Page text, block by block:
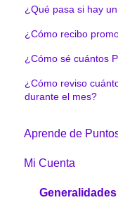
¿Qué pasa si hay
¿Cómo recibo
¿Cómo sé cuántos
¿Cómo reviso
durante el mes?
Aprende de
¿Qué es
¿Cómo
Mi Cuenta
Generalidades